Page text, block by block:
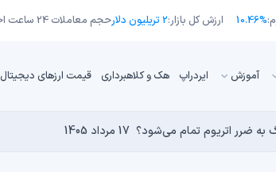
10.46% ارزش کل بازار:2 تریلیون دلار حجم معاملات 24 ساعت اخیر:
آموزش ایردراپ هک و کلاهبرداری قیمت ارزهای دیجیتال
17 مرداد 1405
از کامپیوترهای کوانتومی برای بیت‌کوین است؟
16 مرداد 1405 15 مرداد 1405 15 مرداد 1405